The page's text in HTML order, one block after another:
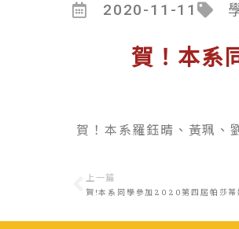
2020-11-11
賀！本系
賀！本系羅鈺晴、黃珮、
上一篇